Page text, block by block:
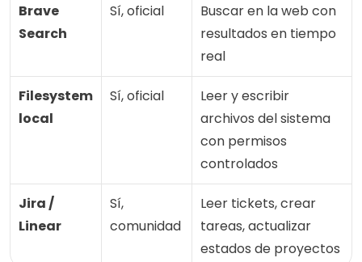
Brave
Search
Sí, oficial
Buscar en la web con
resultados en tiempo
real
Filesystem
local
Sí, oficial
Leer y escribir
archivos del sistema
con permisos
controlados
Jira /
Linear
Sí,
comunidad
Leer tickets, crear
tareas, actualizar
estados de proyectos